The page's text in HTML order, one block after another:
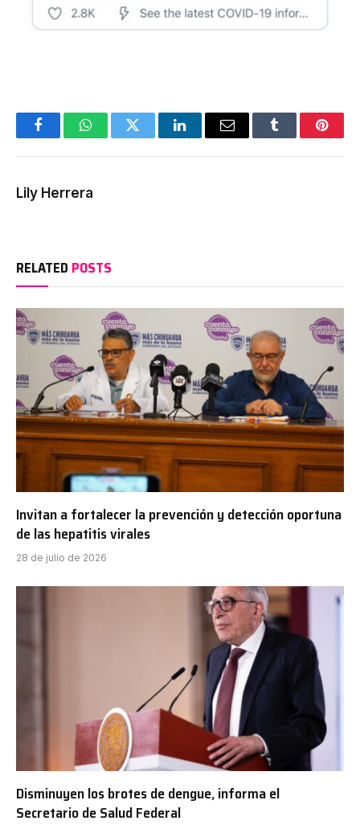
FacebookWhatsAppTwitter LinkedInEmail Tumblr
Lily Herrera
RELATED POSTS
Invitan a fortalecer la prevención y detección oportuna
de las hepatitis virales
28 de julio de 2026
Disminuyen los brotes de dengue, informa el
Secretario de Salud Federal